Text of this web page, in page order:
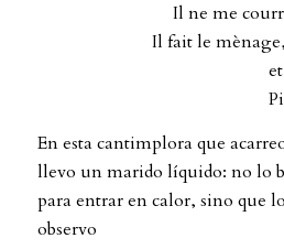
Il ne me
Il fait le
En esta cantimplora que
llevo un marido líquido: no lo
para entrar en calor, sino que
observo